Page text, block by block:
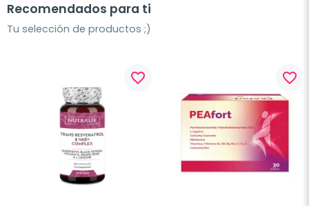
Recomendados para ti
Tu selección de productos ;)
favorite_border favorite_border